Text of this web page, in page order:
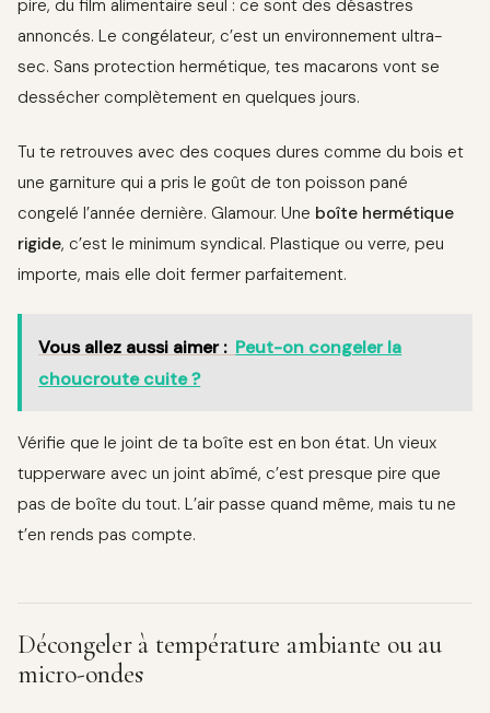
pire, du film alimentaire seul : ce sont des désastres
annoncés. Le congélateur, c’est un environnement ultra-
sec. Sans protection hermétique, tes macarons vont se
dessécher complètement en quelques jours.
Tu te retrouves avec des coques dures comme du bois et
une garniture qui a pris le goût de ton poisson pané
congelé l’année dernière. Glamour. Une boîte hermétique
rigide, c’est le minimum syndical. Plastique ou verre, peu
importe, mais elle doit fermer parfaitement.
Vous allez aussi aimer : Peut-on congeler la
choucroute cuite ?
Vérifie que le joint de ta boîte est en bon état. Un vieux
tupperware avec un joint abîmé, c’est presque pire que
pas de boîte du tout. L’air passe quand même, mais tu ne
t’en rends pas compte.
Décongeler à température ambiante ou au
micro-ondes